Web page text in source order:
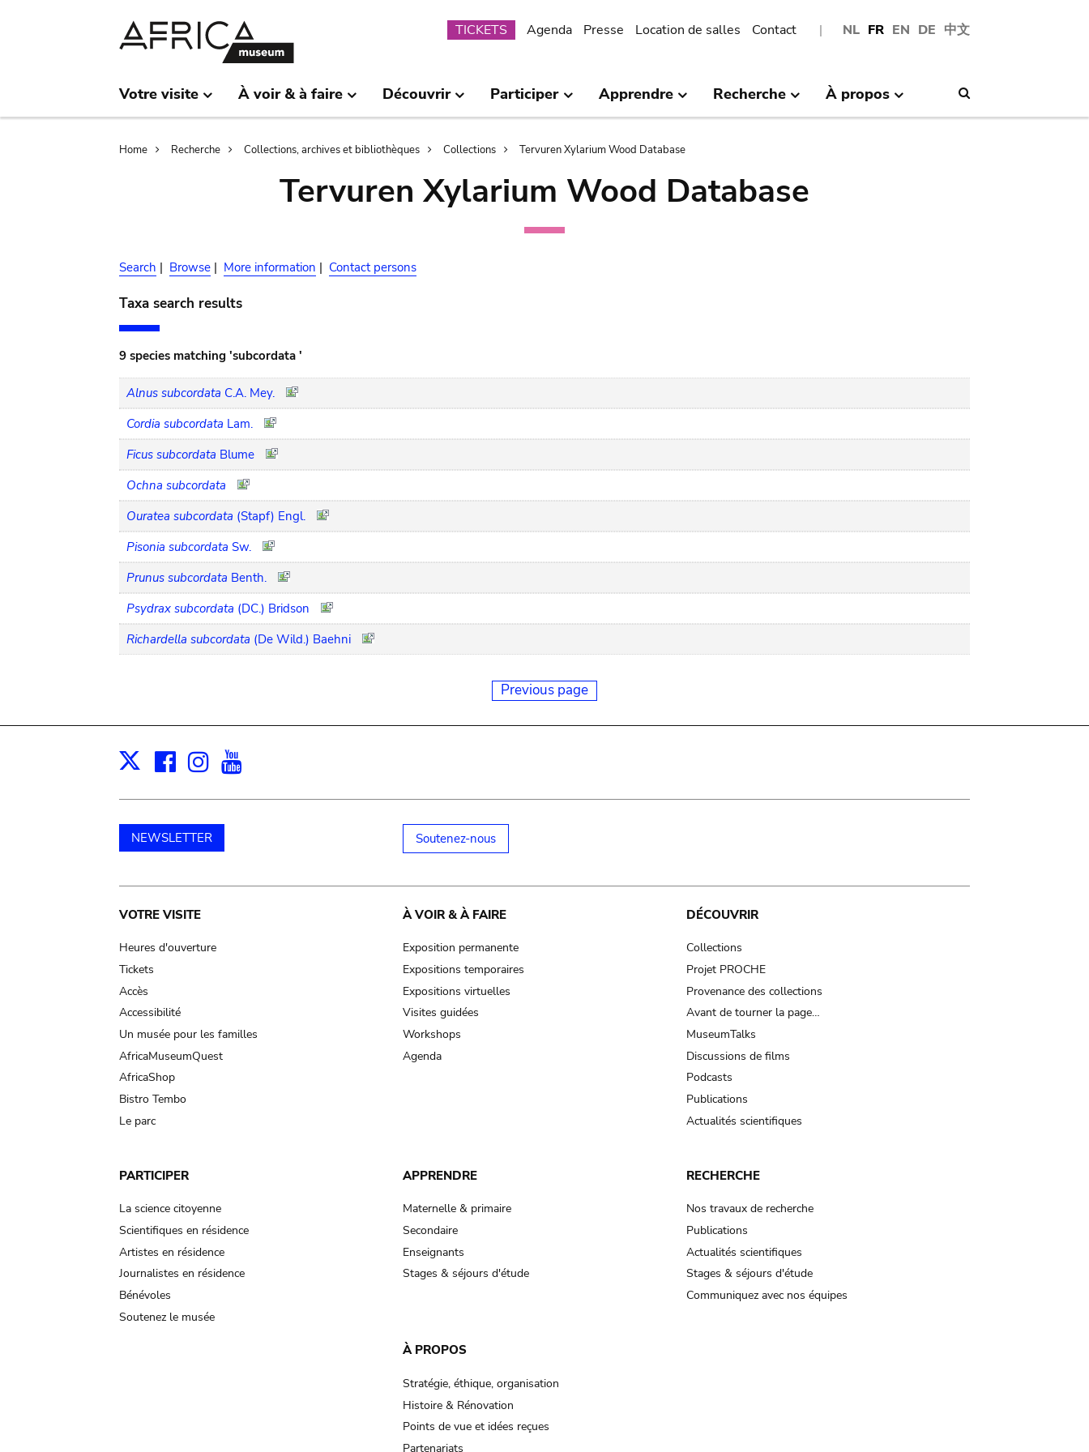
NL FR EN DE 中文
Submenu
TICKETS Agenda Presse Location de salles Contact
Votre visite À voir & à faire Découvrir Participer Apprendre Recherche À propos
Breadcrumb
Home Recherche Collections, archives et bibliothèques Collections Tervuren Xylarium Wood Database
Tervuren Xylarium Wood Database
Search | Browse | More information | Contact persons
Taxa search results
9 species matching 'subcordata '
Alnus subcordata C.A. Mey.
Cordia subcordata Lam.
Ficus subcordata Blume
Ochna subcordata
Ouratea subcordata (Stapf) Engl.
Pisonia subcordata Sw.
Prunus subcordata Benth.
Psydrax subcordata (DC.) Bridson
Richardella subcordata (De Wild.) Baehni
Previous page
X Facebook
Instagram
NEWSLETTER Soutenez-nous
Main
navigation
VOTRE VISITE
Heures d'ouverture
Tickets
Accès
Accessibilité
Un musée pour les familles
AfricaMuseumQuest
AfricaShop
Bistro Tembo
Le parc
À VOIR & À FAIRE
Exposition permanente
Expositions temporaires
Expositions virtuelles
Visites guidées
Workshops
Agenda
DÉCOUVRIR
Collections
Projet PROCHE
Provenance des collections
Avant de tourner la page…
MuseumTalks
Discussions de films
Podcasts
Publications
Actualités scientifiques
PARTICIPER
La science citoyenne
Scientifiques en résidence
Artistes en résidence
Journalistes en résidence
Bénévoles
Soutenez le musée
APPRENDRE
Maternelle & primaire
Secondaire
Enseignants
Stages & séjours d'étude
RECHERCHE
Nos travaux de recherche
Publications
Actualités scientifiques
Stages & séjours d'étude
Communiquez avec nos équipes
À PROPOS
Stratégie, éthique, organisation
Histoire & Rénovation
Points de vue et idées reçues
Partenariats